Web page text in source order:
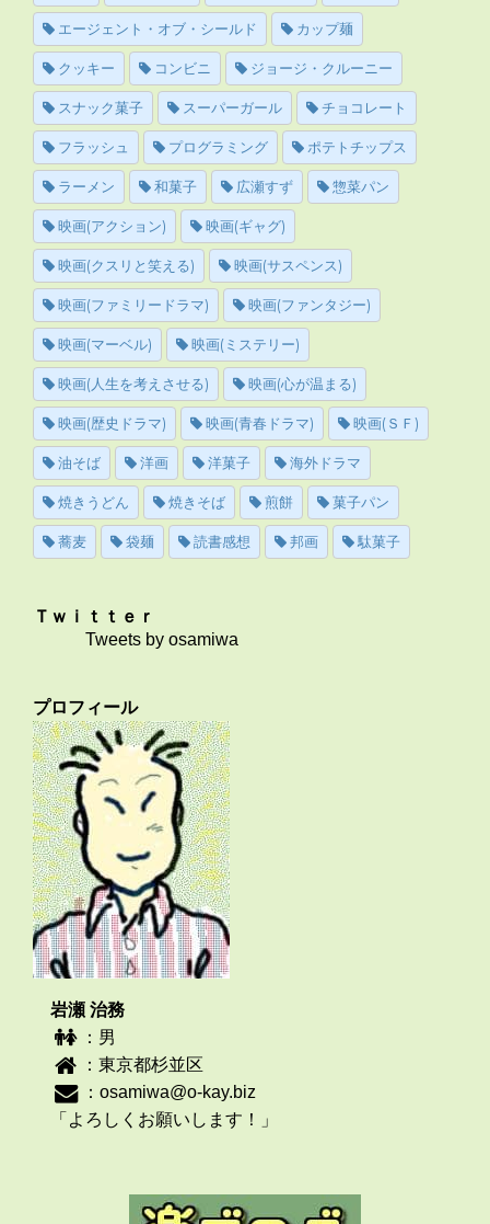
エージェント・オブ・シールド カップ麺
クッキー コンビニ ジョージ・クルーニー
スナック菓子 スーパーガール チョコレート
フラッシュ プログラミング ポテトチップス
ラーメン 和菓子 広瀬すず 惣菜パン
映画(アクション) 映画(ギャグ)
映画(クスリと笑える) 映画(サスペンス)
映画(ファミリードラマ) 映画(ファンタジー)
映画(マーベル) 映画(ミステリー)
映画(人生を考えさせる) 映画(心が温まる)
映画(歴史ドラマ) 映画(青春ドラマ) 映画(ＳＦ)
油そば 洋画 洋菓子 海外ドラマ
焼きうどん 焼きそば 煎餅 菓子パン
蕎麦 袋麺 読書感想 邦画 駄菓子
Ｔｗｉｔｔｅｒ
Tweets by osamiwa
プロフィール
岩瀬 治務
：男
：東京都杉並区
： osamiwa@o-kay.biz
「よろしくお願いします！」